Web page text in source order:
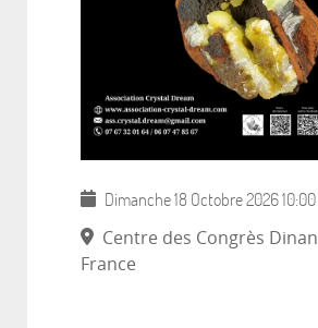
Dimanche 18 Octobre 202610:00
Centre des Congrès Dinan
France